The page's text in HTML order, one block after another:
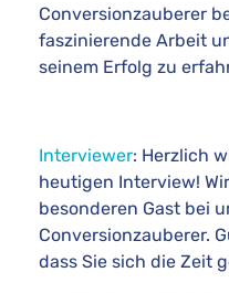
Conversionzauberer
faszinierende Arbeit
seinem Erfolg zu
Interviewer: Herzlich
heutigen Interview!
besonderen Gast bei
Conversionzauberer.
dass Sie sich die Zeit